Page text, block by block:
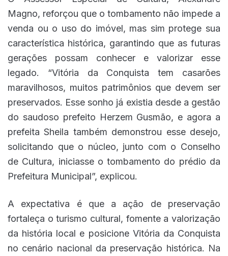
Magno, reforçou que o tombamento não impede a
venda ou o uso do imóvel, mas sim protege sua
característica histórica, garantindo que as futuras
gerações possam conhecer e valorizar esse
legado. “Vitória da Conquista tem casarões
maravilhosos, muitos patrimônios que devem ser
preservados. Esse sonho já existia desde a gestão
do saudoso prefeito Herzem Gusmão, e agora a
prefeita Sheila também demonstrou esse desejo,
solicitando que o núcleo, junto com o Conselho
de Cultura, iniciasse o tombamento do prédio da
Prefeitura Municipal”, explicou.
A expectativa é que a ação de preservação
fortaleça o turismo cultural, fomente a valorização
da história local e posicione Vitória da Conquista
no cenário nacional da preservação histórica. Na